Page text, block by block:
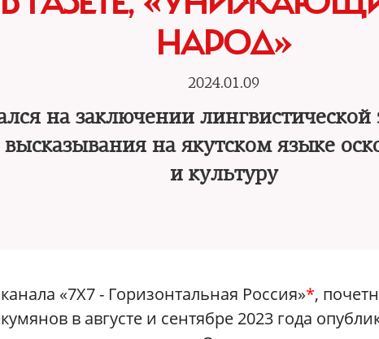
НАРОД»
2024.01.09
на заключении лингвистической
высказывания на якутском языке
и культуру
«7Х7 - Горизонтальная Россия»*,
в августе и сентябре 2023 года